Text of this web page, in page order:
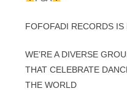
FOFOFADI RECORDS IS
WE’RE A DIVERSE
THAT CELEBRATE
THE WORLD